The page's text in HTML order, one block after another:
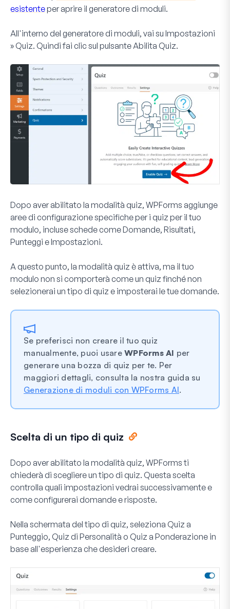
esistenteper aprire il generatore di moduli.
All'interno del generatore di moduli, vai su Impostazioni
» Quiz. Quindi fai clic sul pulsante Abilita Quiz.
Dopo aver abilitato la modalità quiz, WPForms aggiunge
aree di configurazione specifiche per i quiz per il tuo
modulo, incluse schede comeDomande, Risultati,
Punteggi eImpostazioni.
A questo punto, la modalità quiz è attiva, ma il tuo
modulo non si comporterà come un quiz finché non
selezionerai un tipo di quiz e imposterai le tue domande.
Se preferisci non creare il tuo quiz
manualmente, puoi usare WPForms AI per
generare una bozza di quiz per te. Per
maggiori dettagli, consulta la nostra guida su
Generazione di moduli con WPForms AI.
Scelta di un tipo di quiz
Dopo aver abilitato la modalità quiz, WPForms ti
chiederà di scegliere un tipo di quiz. Questa scelta
controlla quali impostazioni vedrai successivamente e
come configurerai domande e risposte.
Nella schermata del tipo di quiz, seleziona Quiz a
Punteggio, Quiz di Personalità o Quiz a Ponderazione in
base all'esperienza che desideri creare.